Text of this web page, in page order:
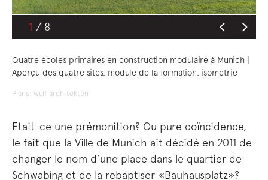
1
Quatre écoles primaires en construction modulaire à Munich |
Aperçu des quatre sites, module de la formation, isométrie
Plans: wulf architekten
Etait-ce une prémonition? Ou pure coïncidence,
le fait que la Ville de Munich ait décidé en 2011 de
changer le nom d’une place dans le quartier de
Schwabing et de la rebaptiser «Bauhausplatz»?